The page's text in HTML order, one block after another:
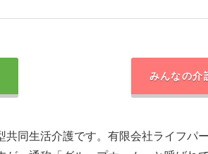
みんなの介
同生活介護です。有限会社ライフパ